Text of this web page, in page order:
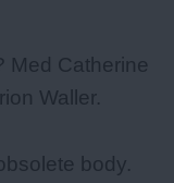
Med Catherine
Waller.
body.